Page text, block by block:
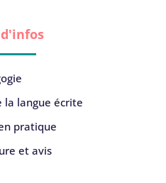
la langue écrite
pratique
et avis